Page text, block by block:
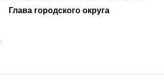
Глава городского